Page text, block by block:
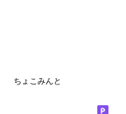
ちょこみんと